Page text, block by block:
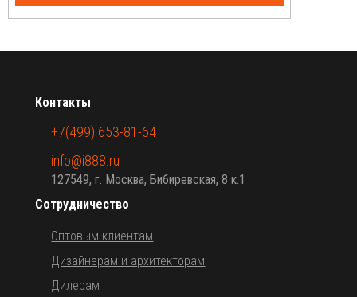
Сотрудничество
Оптовым клиентам
Дизайнерам и архитекторам
Дилерам
Контакты
+7(499) 653-81-64
info@i888.ru
127549, г. Москва, Бибиревская, 8 к.1